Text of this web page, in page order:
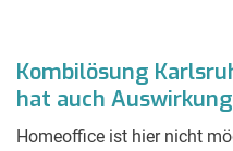
Kombilösung
hat auch
Homeoffice ist hier nicht